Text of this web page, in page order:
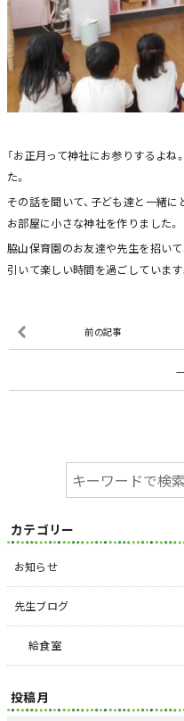
「お正月って神社にお参りするよね
た。
その話を聞いて、子ども達と一緒
お部屋に小さな神社を作りました。
脇山保育園のお友達や先生を招い
引いて楽しい時間を過ごしています
前の記事
カテゴリー
お知らせ
先生ブログ
給食室
投稿月